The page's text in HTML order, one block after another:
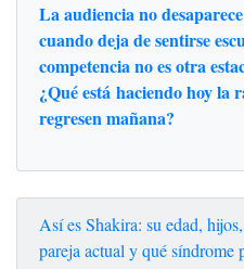
La audiencia no
cuando deja de sentirse
competencia no es otra
¿Qué está haciendo hoy la
regresen mañana?
Así es Shakira: su edad,
pareja actual y qué síndrome